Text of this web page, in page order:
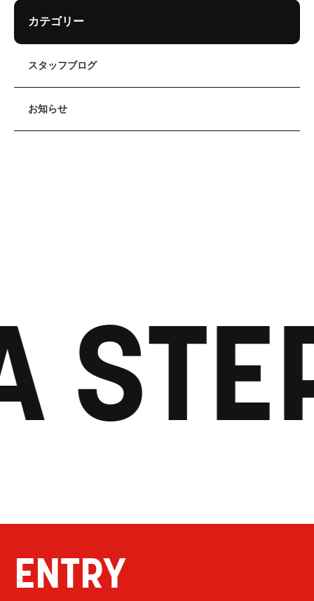
カテゴリー
スタッフブログ
お知らせ
ENTRY